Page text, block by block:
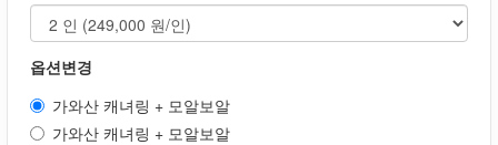
옵션변경
가와산 캐녀링 + 모알보알
가와산 캐녀링 + 모알보알